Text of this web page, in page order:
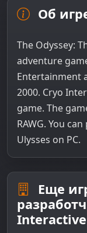
Об
The Odyssey:
adventure
Entertainment
2000. Cryo
game. The
RAWG. You
Ulysses on PC.
Еще